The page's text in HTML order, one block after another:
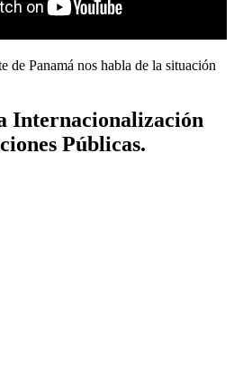
de Panamá nos habla de la situación
Internacionalización
Públicas.